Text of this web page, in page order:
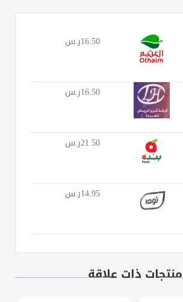
16.50ر.س
16.50ر.س
21.50ر.س
14.95ر.س
منتجات ذات علاقة